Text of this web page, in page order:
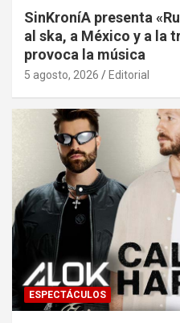
SinKroníA presenta
al ska, a México y a la
provoca la música
5 agosto, 2026 Editorial
ESPECTÁCULOS